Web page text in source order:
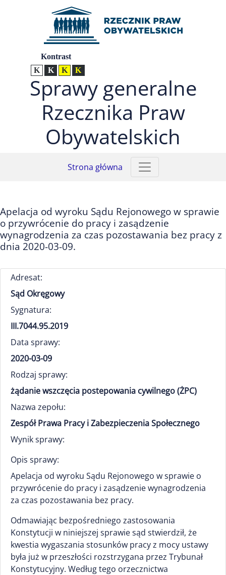
Przejdź do menu głównego (nacisnij Enter)
Przejdź do treści (nacisnij Enter)
Przejdź do mapy serwisu (nacisnij Enter)
UstawieniaKontrast
Kontrast normalny
Kontrast biały tekst na czarnym
Kontrast czarny tekst na żółtym
Sprawy generalne
Rzecznika Praw
Obywatelskich
Strona główna
Apelacja od wyroku Sądu Rejonowego w sprawie
o przywrócenie do pracy i zasądzenie
wynagrodzenia za czas pozostawania bez pracy z
dnia 2020-03-09.
Adresat:
Sąd Okręgowy
Sygnatura:
III.7044.95.2019
Data sprawy:
2020-03-09
Rodzaj sprawy:
żądanie wszczęcia postepowania cywilnego (ŻPC)
Nazwa zepołu:
Zespół Prawa Pracy i Zabezpieczenia Społecznego
Wynik sprawy:
Opis sprawy:
Apelacja od wyroku Sądu Rejonowego w sprawie o
przywrócenie do pracy i zasądzenie wynagrodzenia
za czas pozostawania bez pracy.
Odmawiając bezpośredniego zastosowania
Konstytucji w niniejszej sprawie sąd stwierdził, że
kwestia wygaszania stosunków pracy z mocy ustawy
była już w przeszłości rozstrzygana przez Trybunał
Konstytucyjny. Według tego orzecznictwa